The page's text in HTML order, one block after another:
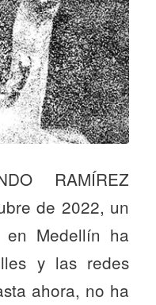
RAMÍREZ
de 2022, un
en Medellín ha
y las redes
ahora, no ha